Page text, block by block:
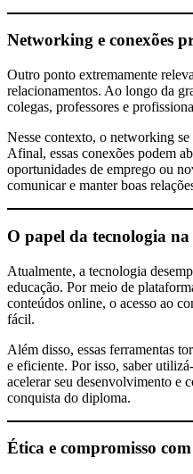
Networking e conexões
Outro ponto extremamente
relacionamentos. Ao longo da
colegas, professores e
Nesse contexto, o networking
Afinal, essas conexões podem
oportunidades de emprego ou
comunicar e manter boas
O papel da tecnologia
Atualmente, a tecnologia
educação. Por meio de
conteúdos online, o acesso ao
fácil.
Além disso, essas ferramentas
e eficiente. Por isso, saber
acelerar seu desenvolvimento e
conquista do diploma.
Ética e compromisso